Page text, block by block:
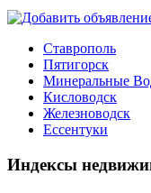
Ставрополь
Пятигорск
Минеральные
Кисловодск
Железноводск
Ессентуки
Индексы